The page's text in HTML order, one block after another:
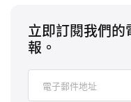
筒，蜷尾家更延伸
—爆米香荔枝蜜紅茶
都能吃到滿滿濃醇茶
台南在地老字號乾貨
立即訂閱我們
報。